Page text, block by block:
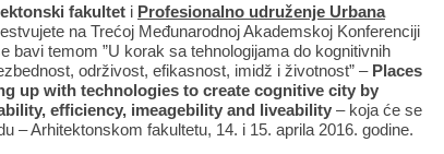
fakultet i Profesionalno udruženje Urbana
na Trećoj Međunarodnoj Akademskoj Konferenciji
bavi temom ”U korak sa tehnologijama do kognitivnih
održivost, efikasnost, imidž i životnost” – Places
up with technologies to create cognitive city by
efficiency, imeagebility and liveability – koja će se
– Arhitektonskom fakultetu, 14. i 15. aprila 2016. godine.